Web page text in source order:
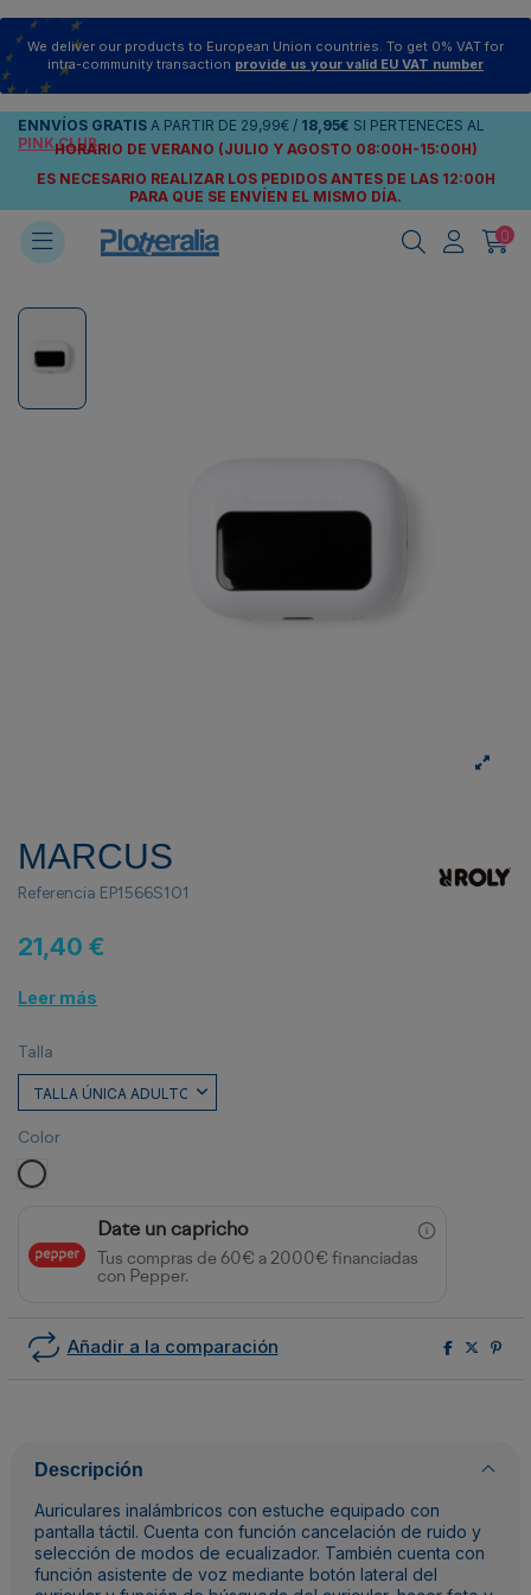
We deliver our products to European Union countries. To get 0% VAT for
intra-community transaction provide us your valid EU VAT number
ENNVÍOS GRATIS A PARTIR DE 29,99€ / 18,95€ SI PERTENECES AL
PINK CLUB
HORARIO DE VERANO (JULIO Y AGOSTO 08:00H-15:00H)
ES NECESARIO REALIZAR LOS PEDIDOS ANTES DE LAS 12:00H
PARA QUE SE ENVÍEN EL MISMO DÍA.
0
MARCUS
Referencia EP1566S101
21,40 €
Leer más
Talla
Color
BLANCO
Date un capricho
Tus compras de 60€ a 2000€ financiadas
con Pepper.
Añadir a la comparación
Descripción
Auriculares inalámbricos con estuche equipado con
pantalla táctil. Cuenta con función cancelación de ruido y
selección de modos de ecualizador. También cuenta con
función asistente de voz mediante botón lateral del